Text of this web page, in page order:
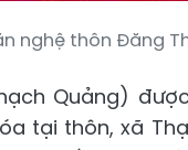
nghệ thôn Đăng
Quảng)
tại thôn, xã